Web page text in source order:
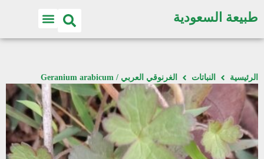
طبيعة السعودية
الرئيسية النباتات الغرنوقي العربي / Geranium arabicum